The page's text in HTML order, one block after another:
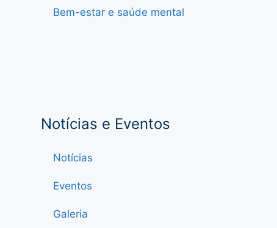
Bem-estar e saúde mental
Notícias e Eventos
Notícias
Eventos
Galeria